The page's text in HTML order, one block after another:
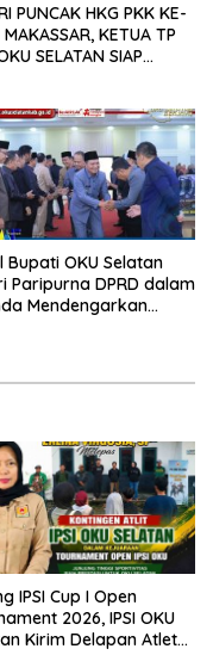
PUNCAK HKG PKK KE-
KETUA TP
SELATAN SIAP
INDONESIA EMAS
Bupati OKU Selatan
Paripurna DPRD dalam
Mendengarkan
IPSI Cup I Open
2026, IPSI OKU
Kirim Delapan Atlet